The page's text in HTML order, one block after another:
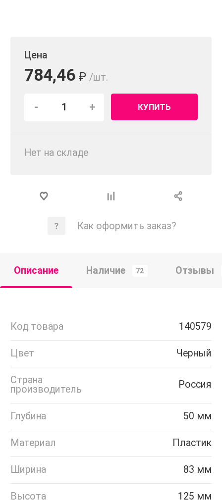
Цена
784,46 ₽ /шт.
- + КУПИТЬ
Нет на складе
Как оформить заказ?
Описание Наличие 72 Отзывы
Код товара 140579
Цвет Черный
Страна
производитель
Россия
Глубина 50 мм
Материал Пластик
Ширина 83 мм
Высота 125 мм